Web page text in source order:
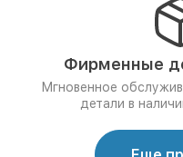
Фирменные
Мгновенное
детали в